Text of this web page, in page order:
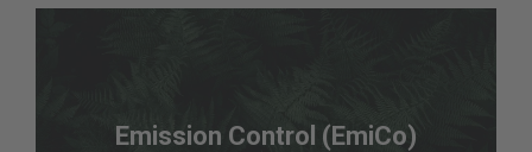
Emission Control (EmiCo)